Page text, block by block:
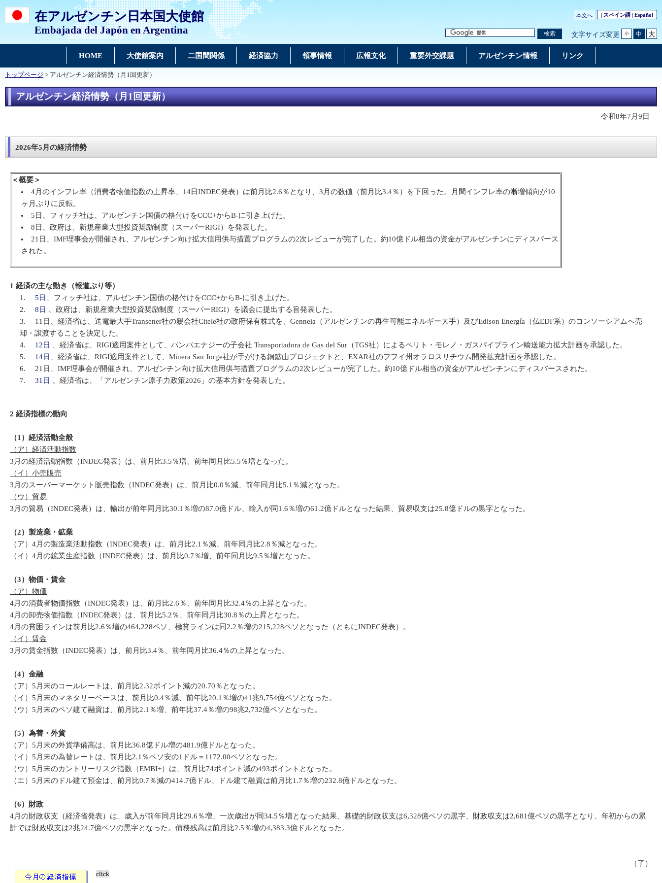
在アルゼンチン日本国大使館
Embajada del Japón en Argentina
本文へ | スペイン語 | Español
検索 文字サイズ変更 小 中 大
HOME 大使館案内 二国間関係 経済協力 領事情報 広報文化 重要外交課題 アルゼンチン情報 リンク
トップページ > アルゼンチン経済情勢（月1回更新）
アルゼンチン経済情勢（月1回更新）
令和8年7月9日
2026年5月の経済情勢
＜概要＞
4月のインフレ率（消費者物価指数の上昇率、14日INDEC発表）は前月比2.6％となり、3月の数値（前月比3.4％）を下回った。月間インフレ率の漸増傾向が10
ヶ月ぶりに反転。
​5日、フィッチ社は、アルゼンチン国債の格付けをCCC+からB-に引き上げた。
8日、政府は、新規産業大型投資奨励制度（スーパーRIGI）を発表した。
21日、IMF理事会が開催され、アルゼンチン向け拡大信用供与措置プログラムの2次レビューが完了した。約10億ドル相当の資金がアルゼンチンにディスバース
された。
1 経済の主な動き（報道ぶり等）
5日
、フィッチ社は、アルゼンチン国債の格付けをCCC+からB-に引き上げた。
8日
、政府は、新規産業大型投資奨励制度（スーパーRIGI）を議会に提出する旨発表した。
11日、経済省は、送電最大手Transener社の親会社Citele社の政府保有株式を、Genneia（アルゼンチンの再生可能エネルギー大手）及びEdison Energía（仏EDF系）のコンソーシアムへ売
却・譲渡することを決定した。
12日
、経済省は、RIGI適用案件として、パンパエナジーの子会社 Transportadora de Gas del Sur（TGS社）によるペリト・モレノ・ガスパイプライン輸送能力拡大計画を承認した。
14日
、経済省は、RIGI適用案件として、Minera San Jorge社が手がける銅鉱山プロジェクトと、EXAR社のフフイ州オラロスリチウム開発拡充計画を承認した。
21日、IMF理事会が開催され、アルゼンチン向け拡大信用供与措置プログラムの2次レビューが完了した。約10億ドル相当の資金がアルゼンチンにディスバースされた。
31日
、経済省は、「アルゼンチン原子力政策2026」の基本方針を発表した。
2 経済指標の動向
（1）経済活動全般
（ア）経済活動指数
3月の経済活動指数（INDEC発表）は、前月比3.5％増、前年同月比5.5％増となった。
（イ）小売販売
3月のスーパーマーケット販売指数（INDEC発表）は、前月比0.0％減、前年同月比5.1％減となった。
（ウ）貿易
3月の貿易（INDEC発表）は、輸出が前年同月比30.1％増の87.0億ドル、輸入が同1.6％増の61.2億ドルとなった結果、貿易収支は25.8億ドルの黒字となった。
（2） 製造業・鉱業
（ア）4月の製造業活動指数（INDEC発表）は、前月比2.1％減、前年同月比2.8％減となった。
（イ）4月の鉱業生産指数（INDEC発表）は、前月比0.7％増、前年同月比9.5％増となった。
（3）物価 ・賃金
（ア）物価
4月の消費者物価指数（INDEC発表）は、前月比2.6％、前年同月比32.4％の上昇となった。
4月の卸売物価指数（INDEC発表）は、前月比5.2％、前年同月比30.8％の上昇となった。
4月の貧困ラインは前月比2.6％増の464,228ペソ、極貧ラインは同2.2％増の215,228ペソとなった（ともにINDEC発表）。
（イ）賃金
3月の賃金指数（INDEC発表）は、前月比3.4％、前年同月比36.4％の上昇となった。
（4） 金融
（ア）5月末のコールレートは、前月比2.32ポイント減の20.70％となった。
（イ）5月末のマネタリーベースは、前月比0.4％減、前年比20.1％増の41兆9,754億ペソとなった。
（ウ）5月末のペソ建て融資は、前月比2.1％増、前年比37.4％増の98兆2,732億ペソとなった。
（5） 為替・外貨
（ア）5月末の外貨準備高は、前月比36.8億ドル増の481.9億ドルとなった。
（イ）5月末の為替レートは、前月比2.1％ペソ安の1ドル＝1172.00ペソとなった。
（ウ）5月末のカントリーリスク指数（EMBI+）は、前月比74ポイント減の493ポイントとなった。
（エ）5月末のドル建て預金は、前月比0.7％減の414.7億ドル、ドル建て融資は前月比1.7％増の232.8億ドルとなった。
（6）財政
4月の財政収支（経済省発表）は、歳入が前年同月比29.6％増、一次歳出が同34.5％増となった結果、基礎的財政収支は6,328億ペソの黒字、財政収支は2,681億ペソの黒字となり、年初からの累
計では財政収支は2兆24.7億ペソの黒字となった。債務残高は前月比2.5％増の4,383.3億ドルとなった。
（了）
click